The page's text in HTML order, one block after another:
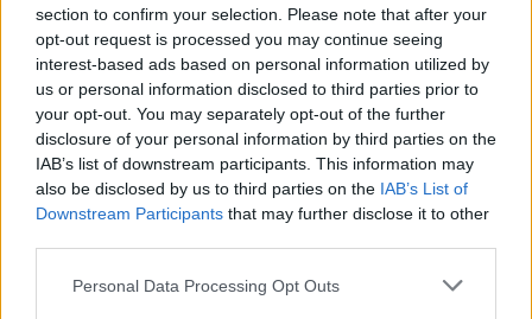
section to confirm your selection. Please note that after your
opt-out request is processed you may continue seeing
interest-based ads based on personal information utilized by
us or personal information disclosed to third parties prior to
your opt-out. You may separately opt-out of the further
disclosure of your personal information by third parties on the
IAB’s list of downstream participants. This information may
also be disclosed by us to third parties on the IAB’s List of
Downstream Participants that may further disclose it to other
Please note that this website/app uses one or more Google
Personal Data Processing Opt Outs
Αν τα χάσατε